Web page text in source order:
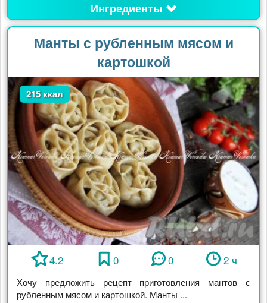
Ингредиенты
Манты с рубленным мясом и
картошкой
215 ккал
4.2 0 0 2 ч
Хочу предложить рецепт приготовления мантов с
рубленным мясом и картошкой. Манты ...